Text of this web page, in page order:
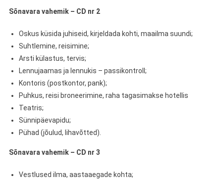
Sõnavara vahemik – CD nr 2
Oskus küsida juhiseid, kirjeldada kohti, maailma suundi;
Suhtlemine, reisimine;
Arsti külastus, tervis;
Lennujaamas ja lennukis – passikontroll;
Kontoris (postkontor, pank);
Puhkus, reisi broneerimine, raha tagasimakse hotellis
Teatris;
Sünnipäevapidu;
Pühad (jõulud, lihavõtted).
Sõnavara vahemik – CD nr 3
Vestlused ilma, aastaaegade kohta;